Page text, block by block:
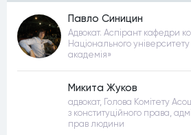
Павло Синицин
Адвокат. Аспірант кафедри
Національного
академія»
Микита Жуков
адвокат, Голова Комітету
з конституційного права,
прав людини